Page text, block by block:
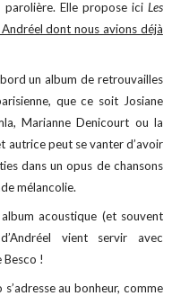
parolière. Elle propose ici Les
dont nous avions déjà
un album de retrouvailles
que ce soit Josiane
Marianne Denicourt ou la
autrice peut se vanter d’avoir
dans un opus de chansons
mélancolie.
acoustique (et souvent
vient servir avec
Besco !
s’adresse au bonheur, comme